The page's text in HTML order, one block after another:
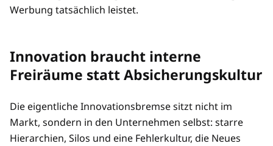
Werbung tatsächlich leistet.
Innovation braucht interne
Freiräume statt Absicherungskultur
Die eigentliche Innovationsbremse sitzt nicht im
Markt, sondern in den Unternehmen selbst: starre
Hierarchien, Silos und eine Fehlerkultur, die Neues